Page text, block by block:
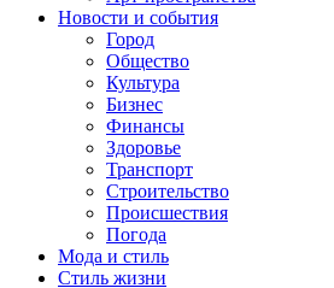
Новости и события
Город
Общество
Культура
Бизнес
Финансы
Здоровье
Транспорт
Строительство
Происшествия
Погода
Мода и стиль
Стиль жизни